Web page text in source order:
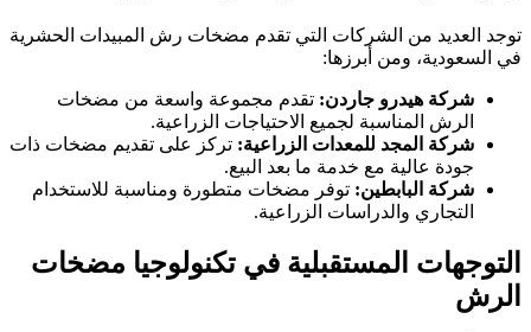
توجد العديد من الشركات التي تقدم مضخات رش المبيدات الحشرية
في السعودية، ومن أبرزها:
شركة هيدرو جاردن: تقدم مجموعة واسعة من مضخات
الرش المناسبة لجميع الاحتياجات الزراعية.
شركة المجد للمعدات الزراعية: تركز على تقديم مضخات ذات
جودة عالية مع خدمة ما بعد البيع.
شركة البابطين: توفر مضخات متطورة ومناسبة للاستخدام
التجاري والدراسات الزراعية.
التوجهات المستقبلية في تكنولوجيا مضخات
الرش